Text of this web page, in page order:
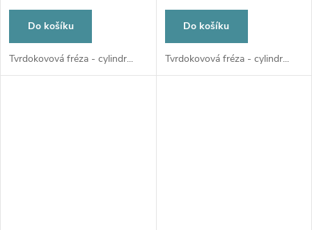
Do košíku
Tvrdokovová fréza - cylindr...
Do košíku
Tvrdokovová fréza - cylindr...